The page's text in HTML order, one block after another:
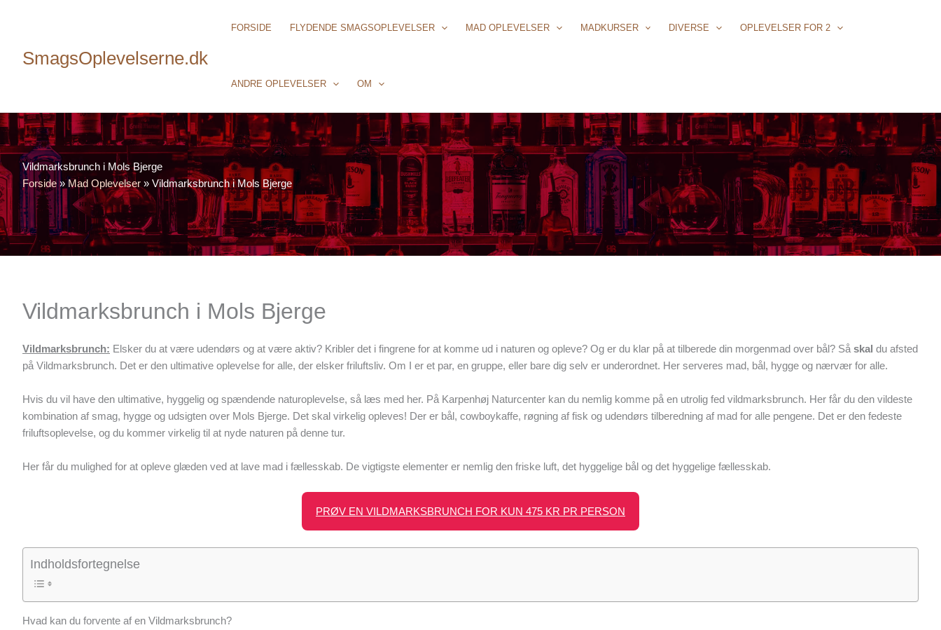
SmagsOplevelserne.dk
FORSIDE FLYDENDE SMAGSOPLEVELSER MAD OPLEVELSER MADKURSER DIVERSE OPLEVELSER FOR 2
ANDRE OPLEVELSER OM
Vildmarksbrunch i Mols Bjerge
Forside »Mad Oplevelser » Vildmarksbrunch i Mols Bjerge
Vildmarksbrunch i Mols Bjerge
Vildmarksbrunch: Elsker du at være udendørs og at være aktiv? Kribler det i fingrene for at komme ud i naturen og opleve? Og er du klar på at tilberede din morgenmad over bål? Så skal du afsted
på Vildmarksbrunch. Det er den ultimative oplevelse for alle, der elsker friluftsliv. Om I er et par, en gruppe, eller bare dig selv er underordnet. Her serveres mad, bål, hygge og nærvær for alle.
Hvis du vil have den ultimative, hyggelig og spændende naturoplevelse, så læs med her. På Karpenhøj Naturcenter kan du nemlig komme på en utrolig fed vildmarksbrunch. Her får du den vildeste
kombination af smag, hygge og udsigten over Mols Bjerge. Det skal virkelig opleves! Der er bål, cowboykaffe, røgning af fisk og udendørs tilberedning af mad for alle pengene. Det er den fedeste
friluftsoplevelse, og du kommer virkelig til at nyde naturen på denne tur.
Her får du mulighed for at opleve glæden ved at lave mad i fællesskab. De vigtigste elementer er nemlig den friske luft, det hyggelige bål og det hyggelige fællesskab.
PRØV EN VILDMARKSBRUNCH FOR KUN 475 KR PR PERSON
Indholdsfortegnelse
Hvad kan du forvente af en Vildmarksbrunch?